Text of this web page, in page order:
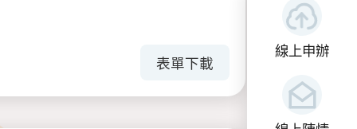
線上申辦
表單下載